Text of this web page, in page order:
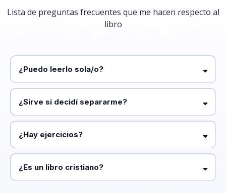
Lista de preguntas frecuentes que me hacen respecto al
libro
¿Puedo leerlo sola/o?
¿Sirve si decidí separarme?
¿Hay ejercicios?
¿Es un libro cristiano?